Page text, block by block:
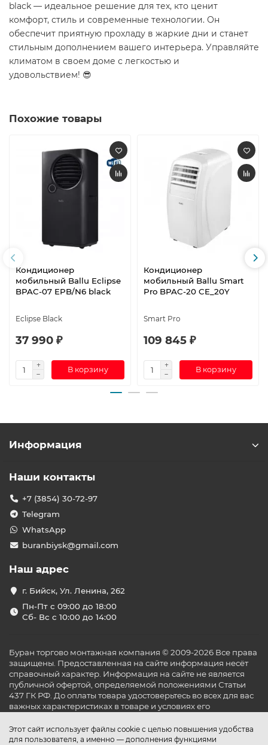
black — идеальное решение для тех, кто ценит
комфорт, стиль и современные технологии. Он
обеспечит приятную прохладу в жаркие дни и станет
стильным дополнением вашего интерьера. Управляйте
климатом в своем доме с легкостью и
удовольствием! 😎
Похожие товары
Кондиционер
мобильный Ballu Eclipse
BPAC-07 EPB/N6 black
Eclipse Black
37 990 ₽
В корзину
Кондиционер
мобильный Ballu Smart
Pro BPAC-20 CE_20Y
Smart Pro
109 845 ₽
В корзину
Этот сайт использует файлы cookie с целью повышения удобства
для пользователя, а именно — дополнения функциями
Информация
Наши контакты
+7 (3854) 30-72-97
Telegram
WhatsApp
buranbiysk@gmail.com
Наш адрес
г. Бийск, Ул. Ленина, 262
Пн-Пт с 09:00 до 18:00
Сб- Вс с 10:00 до 14:00
Буран торгово монтажная компания © 2009-2026 Все права
защищены. Предоставленная на сайте информация несёт
справочный характер. Информация на сайте не является
публичной офертой, определяемой положениями Статьи
437 ГК РФ. До оплаты товара удостоверьтесь во всех для вас
важных характеристиках в товаре и условиях его